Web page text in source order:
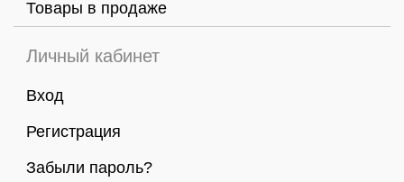
Товары в продаже
Личный кабинет
Вход
Регистрация
Забыли пароль?